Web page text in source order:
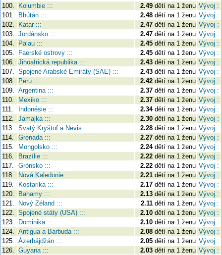
100.
Kolumbie ::: 2.49 dětí na 1 ženu Vývoj :
101.
Bhútán ::: 2.48 dětí na 1 ženu Vývoj :
102.
Katar ::: 2.47 dětí na 1 ženu Vývoj :
103. Jordánsko ::: 2.47 dětí na 1 ženu Vývoj :
104.
Palau ::: 2.45 dětí na 1 ženu Vývoj :
105.
Faerské ostrovy ::: 2.45 dětí na 1 ženu Vývoj :
106. Jihoafrická republika ::: 2.43 dětí na 1 ženu Vývoj :
107. Spojené Arabské Emiráty (SAE) ::: 2.43 dětí na 1 ženu Vývoj :
108.
Peru ::: 2.42 dětí na 1 ženu Vývoj :
109. Argentina ::: 2.37 dětí na 1 ženu Vývoj :
110.
Mexiko ::: 2.37 dětí na 1 ženu Vývoj :
111.
Indonésie ::: 2.34dětí na 1 ženu Vývoj :
112.
Jamajka ::: 2.30 dětí na 1 ženu Vývoj :
113.
Svatý Kryštof a Nevis ::: 2.28 dětí na 1 ženu Vývoj :
114.
Grenada ::: 2.27 dětí na 1 ženu Vývoj :
115.
Mongolsko ::: 2.24dětí na 1 ženu Vývoj :
116.
Brazílie ::: 2.22 dětí na 1 ženu Vývoj :
117.
Grónsko ::: 2.22 dětí na 1 ženu Vývoj :
118.
Nová Kaledonie ::: 2.21 dětí na 1 ženu Vývoj :
119.
Kostarika ::: 2.17 dětí na 1 ženu Vývoj :
120.
Bahamy ::: 2.13 dětí na 1 ženu Vývoj :
121.
Nový Zéland ::: 2.11 dětí na 1 ženu Vývoj :
122. Spojené státy (USA) ::: 2.10 dětí na 1 ženu Vývoj :
123.
Dominika ::: 2.10 dětí na 1 ženu Vývoj :
124. Antigua a Barbuda ::: 2.08 dětí na 1 ženu Vývoj :
125. Ázerbájdžán ::: 2.05 dětí na 1 ženu Vývoj :
126. Guyana ::: 2.03 dětí na 1 ženu Vývoj :